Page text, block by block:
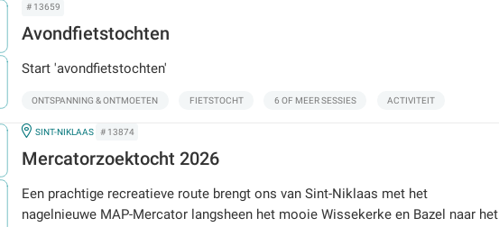
# 13659
Avondfietstochten
Start 'avondfietstochten'
ONTSPANNING & ONTMOETEN FIETSTOCHT 6 OF MEER SESSIES ACTIVITEIT
IN
SINT-NIKLAAS # 13874
Mercatorzoektocht 2026
Een prachtige recreatieve route brengt ons van Sint-Niklaas met het
nagelnieuwe MAP-Mercator langsheen het mooie Wissekerke en Bazel naar het